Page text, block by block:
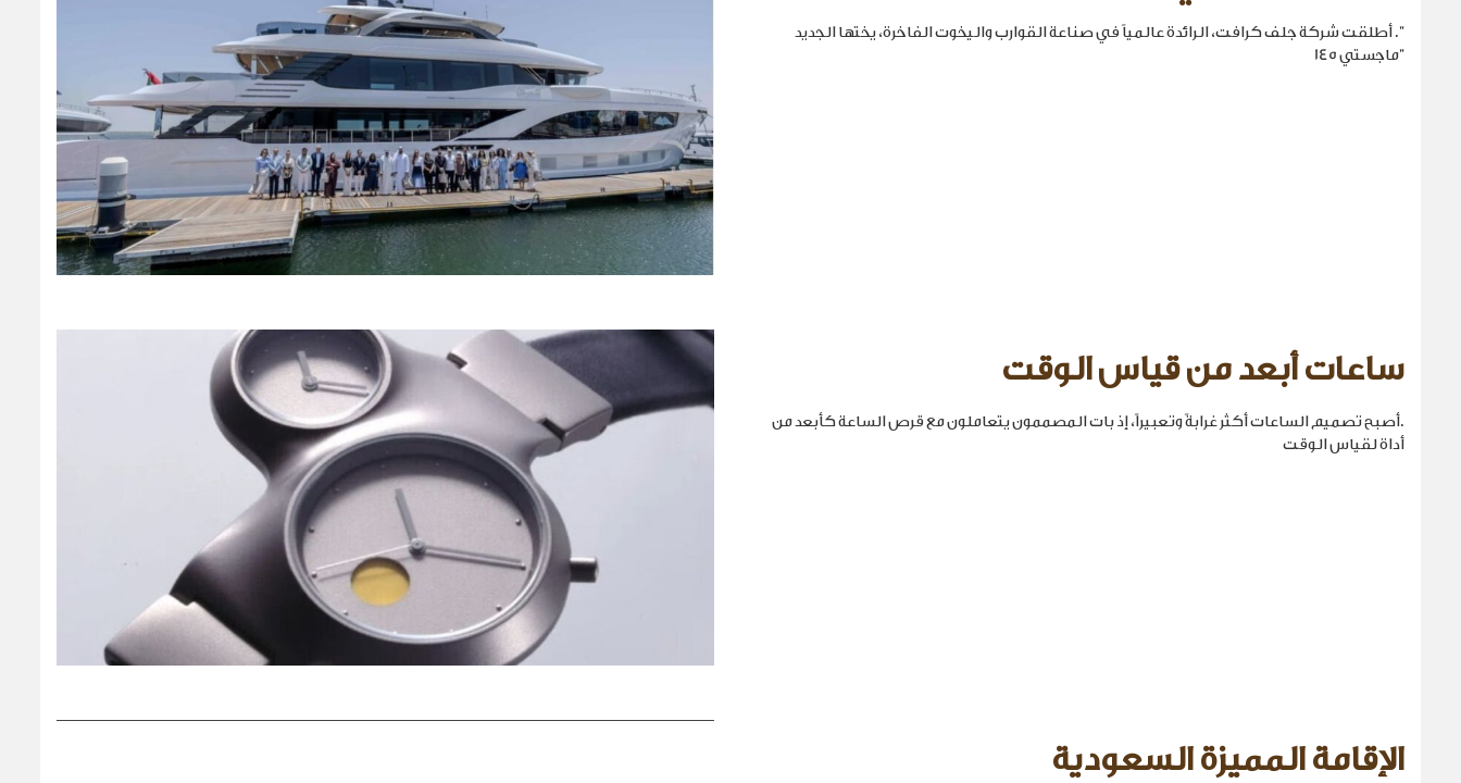
". أطلقت شركة جلف كرافت، الرائدة عالمياً في صناعة القوارب واليخوت الفاخرة، يختها الجديد
"ماجستي 145
ساعات أبعد من قياس الوقت
.أصبح تصميم الساعات أكثر غرابةً وتعبيراً، إذ بات المصممون يتعاملون مع قرص الساعة كأبعد من
أداة لقياس الوقت
الإقامة المميزة السعودية